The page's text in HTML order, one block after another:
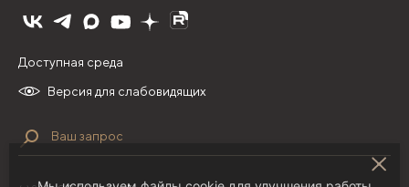
Версия для слабовидящих
Доступная среда